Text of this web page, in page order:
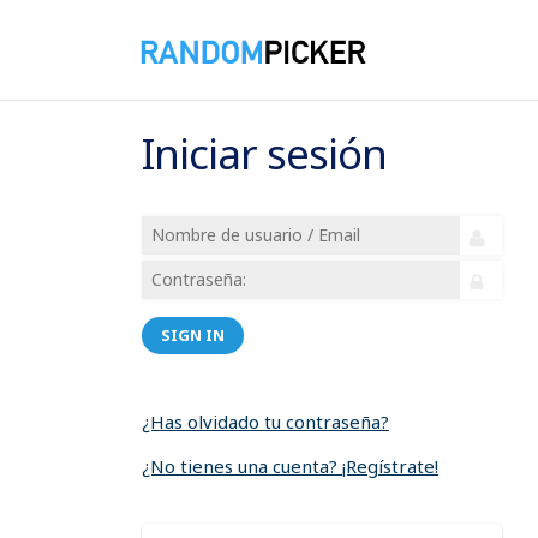
Iniciar sesión
SIGN IN
¿Has olvidado tu contraseña?
¿No tienes una cuenta? ¡Regístrate!